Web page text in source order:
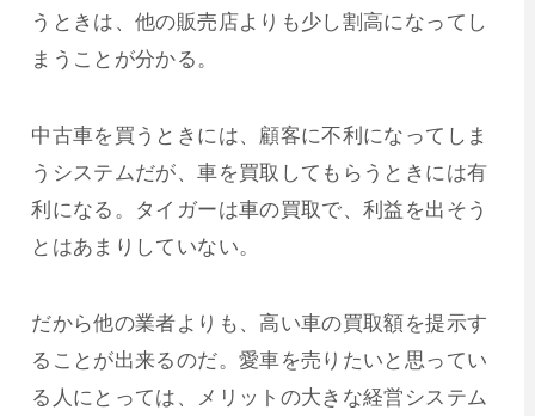
うときは、他の販売店よりも少し割高になってし
まうことが分かる。
中古車を買うときには、顧客に不利になってしま
うシステムだが、車を買取してもらうときには有
利になる。タイガーは車の買取で、利益を出そう
とはあまりしていない。
だから他の業者よりも、高い車の買取額を提示す
ることが出来るのだ。愛車を売りたいと思ってい
る人にとっては、メリットの大きな経営システム